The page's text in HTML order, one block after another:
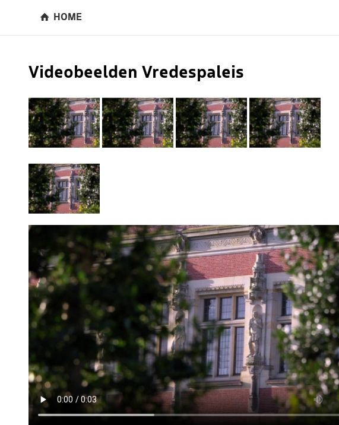
HOME
Videobeelden Vredespaleis